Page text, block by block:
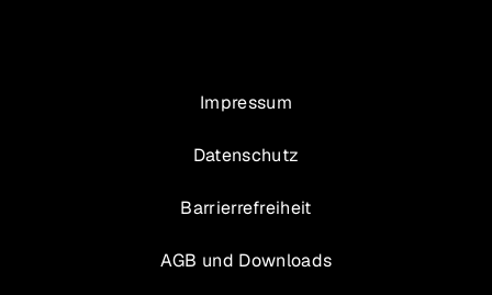
Impressum
Datenschutz
Barrierrefreiheit
AGB und Downloads